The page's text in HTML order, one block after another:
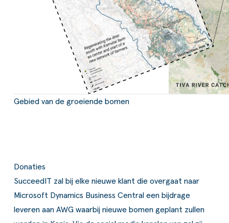
Gebied van de groeiende bomen
Donaties
SucceedIT zal bij elke nieuwe klant die overgaat naar
Microsoft Dynamics Business Central een bijdrage
leveren aan AWG waarbij nieuwe bomen geplant zullen